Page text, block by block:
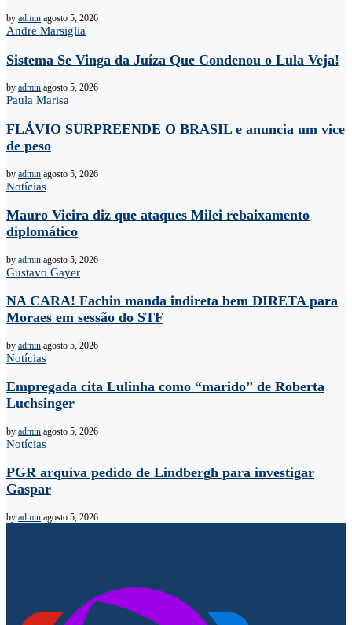
by admin agosto 5, 2026
Andre Marsiglia
Sistema Se Vinga da Juíza Que Condenou o Lula Veja!
by admin agosto 5, 2026
Paula Marisa
FLÁVIO SURPREENDE O BRASIL e anuncia um vice
de peso
by admin agosto 5, 2026
Notícias
Mauro Vieira diz que ataques Milei rebaixamento
diplomático
by admin agosto 5, 2026
Gustavo Gayer
NA CARA! Fachin manda indireta bem DIRETA para
Moraes em sessão do STF
by admin agosto 5, 2026
Notícias
Empregada cita Lulinha como “marido” de Roberta
Luchsinger
by admin agosto 5, 2026
Notícias
PGR arquiva pedido de Lindbergh para investigar
Gaspar
by admin agosto 5, 2026